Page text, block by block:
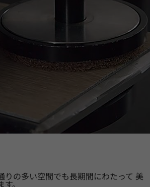
りの多い空間でも長期間にわたって 美
す。